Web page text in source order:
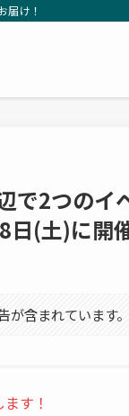
届け！
で2つのイ
日(土)に開
含まれています。
す！